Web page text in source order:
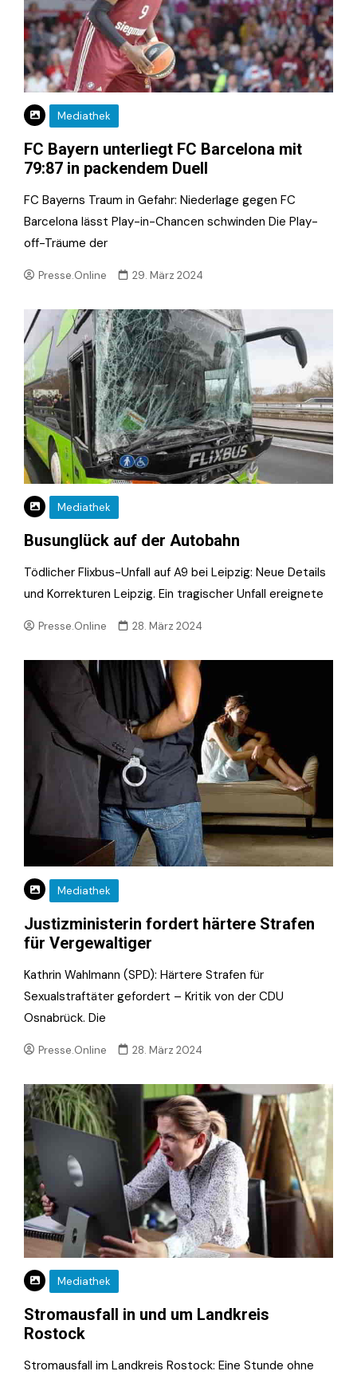
Mediathek
FC Bayern unterliegt FC Barcelona mit
79:87 in packendem Duell
FC Bayerns Traum in Gefahr: Niederlage gegen FC
Barcelona lässt Play-in-Chancen schwinden Die Play-
off-Träume der
Presse.Online 29. März 2024
Mediathek
Busunglück auf der Autobahn
Tödlicher Flixbus-Unfall auf A9 bei Leipzig: Neue Details
und Korrekturen Leipzig. Ein tragischer Unfall ereignete
Presse.Online 28. März 2024
Mediathek
Justizministerin fordert härtere Strafen
für Vergewaltiger
Kathrin Wahlmann (SPD): Härtere Strafen für
Sexualstraftäter gefordert – Kritik von der CDU
Osnabrück. Die
Presse.Online 28. März 2024
Mediathek
Stromausfall in und um Landkreis
Rostock
Stromausfall im Landkreis Rostock: Eine Stunde ohne